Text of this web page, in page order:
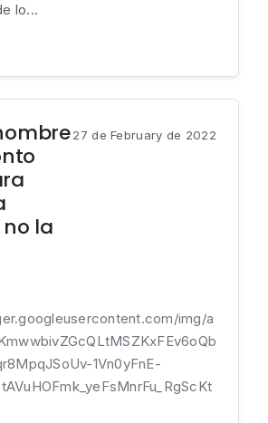
lo...
la
27 de February de 2022
img/a
1Vn0yFnE-